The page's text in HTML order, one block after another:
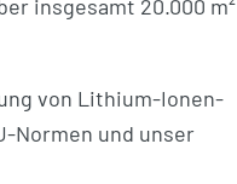
insgesamt 20.000 m²
von Lithium-Ionen-
Normen und unser